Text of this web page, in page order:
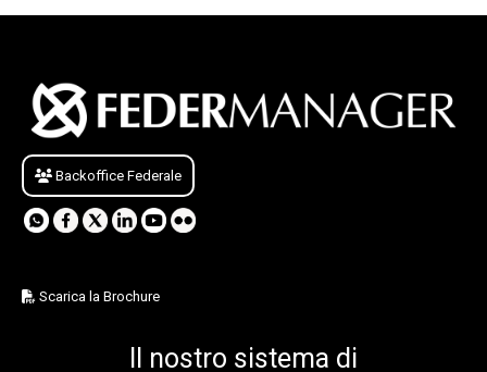
Backoffice Federale
Scarica la Brochure
Il nostro sistema di